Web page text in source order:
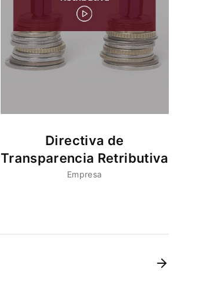
Directiva de
Transparencia Retributiva
Empresa